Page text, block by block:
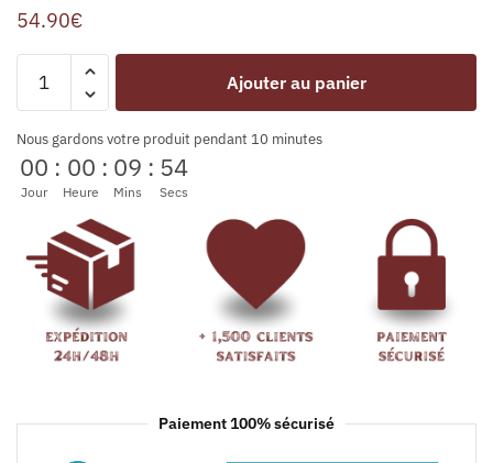
54.90€
Ajouter au panier
Nous gardons votre produit pendant 10 minutes
00
Jour
: 00
Heure
: 09
Mins
: 53
Secs
Paiement 100% sécurisé